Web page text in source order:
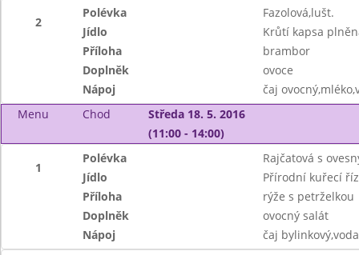
2
Polévka
Fazolová,lušt.
Jídlo
Krůtí kapsa
Příloha
brambor
Doplněk
ovoce
Nápoj
čaj
Menu
Chod
Středa 18. 5. 2016
(11:00 - 14:00)
1
Polévka
Rajčatová s
Jídlo
Přírodní kuřecí
Příloha
rýže s petrželkou
Doplněk
ovocný salát
Nápoj
čaj